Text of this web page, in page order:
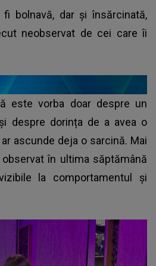
bolnavă, dar și însărcinată,
neobservat de cei care îi
este vorba doar despre un
despre dorința de a avea o
ascunde deja o sarcină. Mai
în ultima săptămână
la comportamentul și